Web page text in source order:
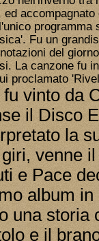
ed
programma
Fu un
del
La canzone fu
proclamato
vinto da
il Disco
la
venne
e Pace
album
una storia
e il